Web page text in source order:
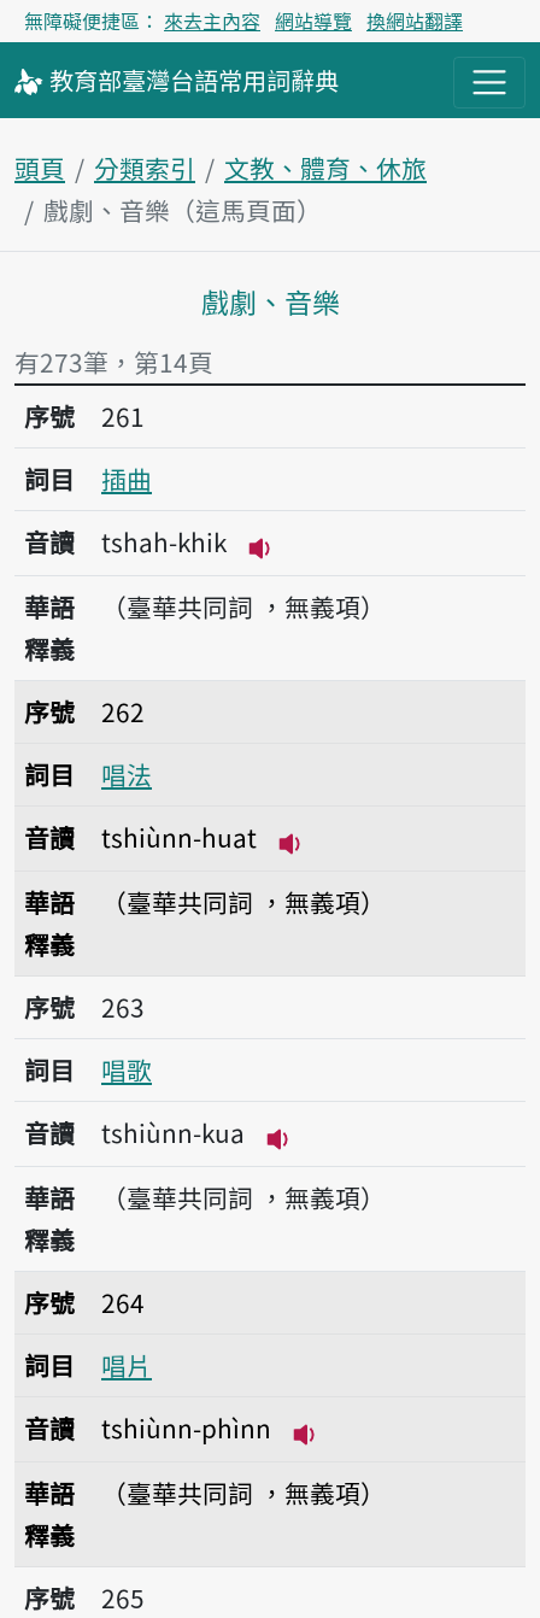
無障礙便捷區： 來去主內容 網站導覽 換網站翻譯
教育部臺灣台語常用詞辭典
頭頁 分類索引
文教、體育、休旅
戲劇、音樂（這馬頁面）
主內容區
戲劇、音樂
有273筆，第14頁
序號261插曲
序號
261
詞目
插曲
音讀
tshah-khik
播放音讀tshah-khik
華語
釋義
（臺華共同詞 ，無義項）
序號262唱法
序號
262
詞目
唱法
音讀
tshiùnn-huat
華語
釋義
（臺華共同詞 ，無義項）
序號263唱歌
序號
263
詞目
唱歌
音讀
tshiùnn-kua
播放音讀tshiùnn-kua
華語
釋義
（臺華共同詞 ，無義項）
序號264唱片
序號
264
詞目
唱片
音讀
tshiùnn-phìnn
華語
釋義
（臺華共同詞 ，無義項）
序號265唱盤
序號
265